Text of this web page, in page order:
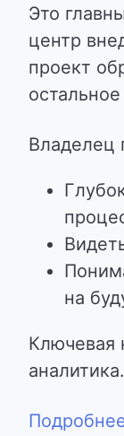
Это
центр
проект
Владелец
на
Ключевая